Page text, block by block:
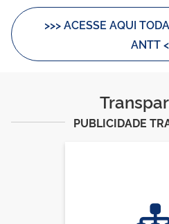
>>> ACESSE AQUI
ANTT
PUBLICIDADE